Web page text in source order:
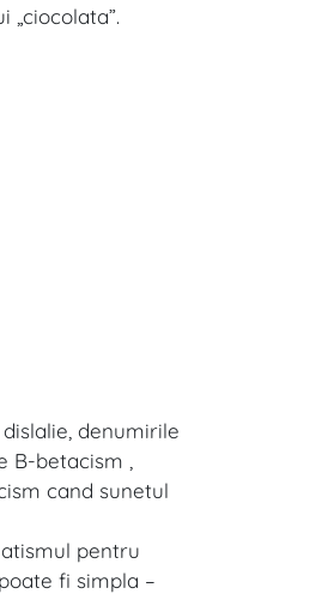
„ciocolata”.
denumirile
betacism ,
cand sunetul
pentru
fi simpla –